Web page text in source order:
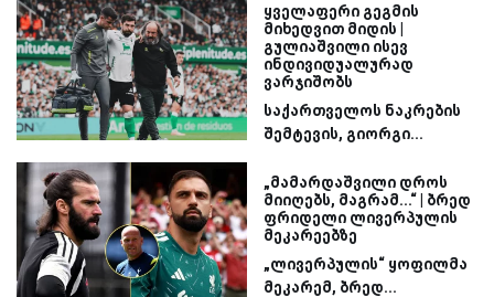
ყველაფერი გეგმის
მიხედვით მიდის |
გულიაშვილი ისევ
ინდივიდუალურად
ვარჯიშობს
საქართველოს ნაკრების
შემტევის, გიორგი...
„მამარდაშვილი დროს
მიიღებს, მაგრამ...“ | ბრედ
ფრიდელი ლივერპულის
მეკარეებზე
„ლივერპულის“ ყოფილმა
მეკარემ, ბრედ...